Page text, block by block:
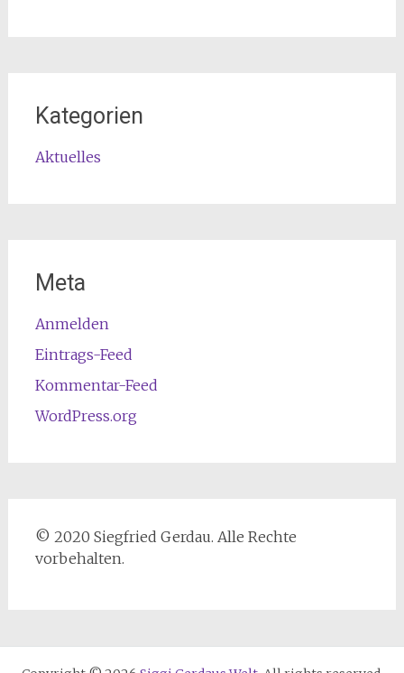
Kategorien
Aktuelles
Meta
Anmelden
Eintrags-Feed
Kommentar-Feed
WordPress.org
© 2020 Siegfried Gerdau. Alle Rechte
vorbehalten.